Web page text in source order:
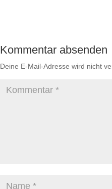
Kommentar absenden
Deine E-Mail-Adresse wird nicht